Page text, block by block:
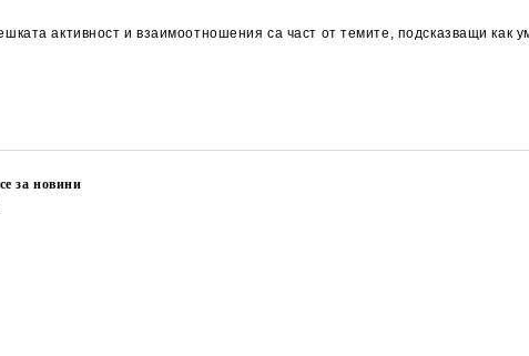
активност и взаимоотношения са част от темите, подсказващи как
за новини